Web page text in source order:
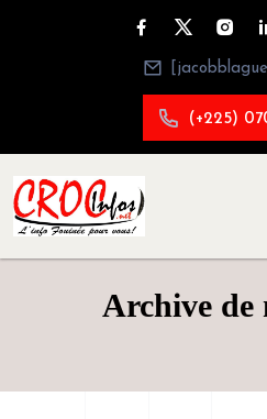
(+225)
Archive de